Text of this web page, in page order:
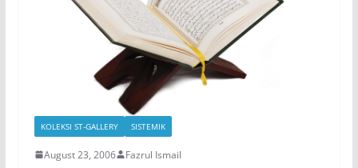
KOLEKSI ST-GALLERY SISTEMIK
August 23, 2006 Fazrul Ismail